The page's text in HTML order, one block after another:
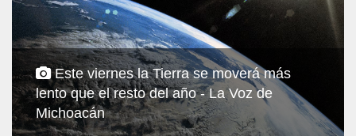
Este viernes la Tierra se moverá más
lento que el resto del año - La Voz de
Michoacán